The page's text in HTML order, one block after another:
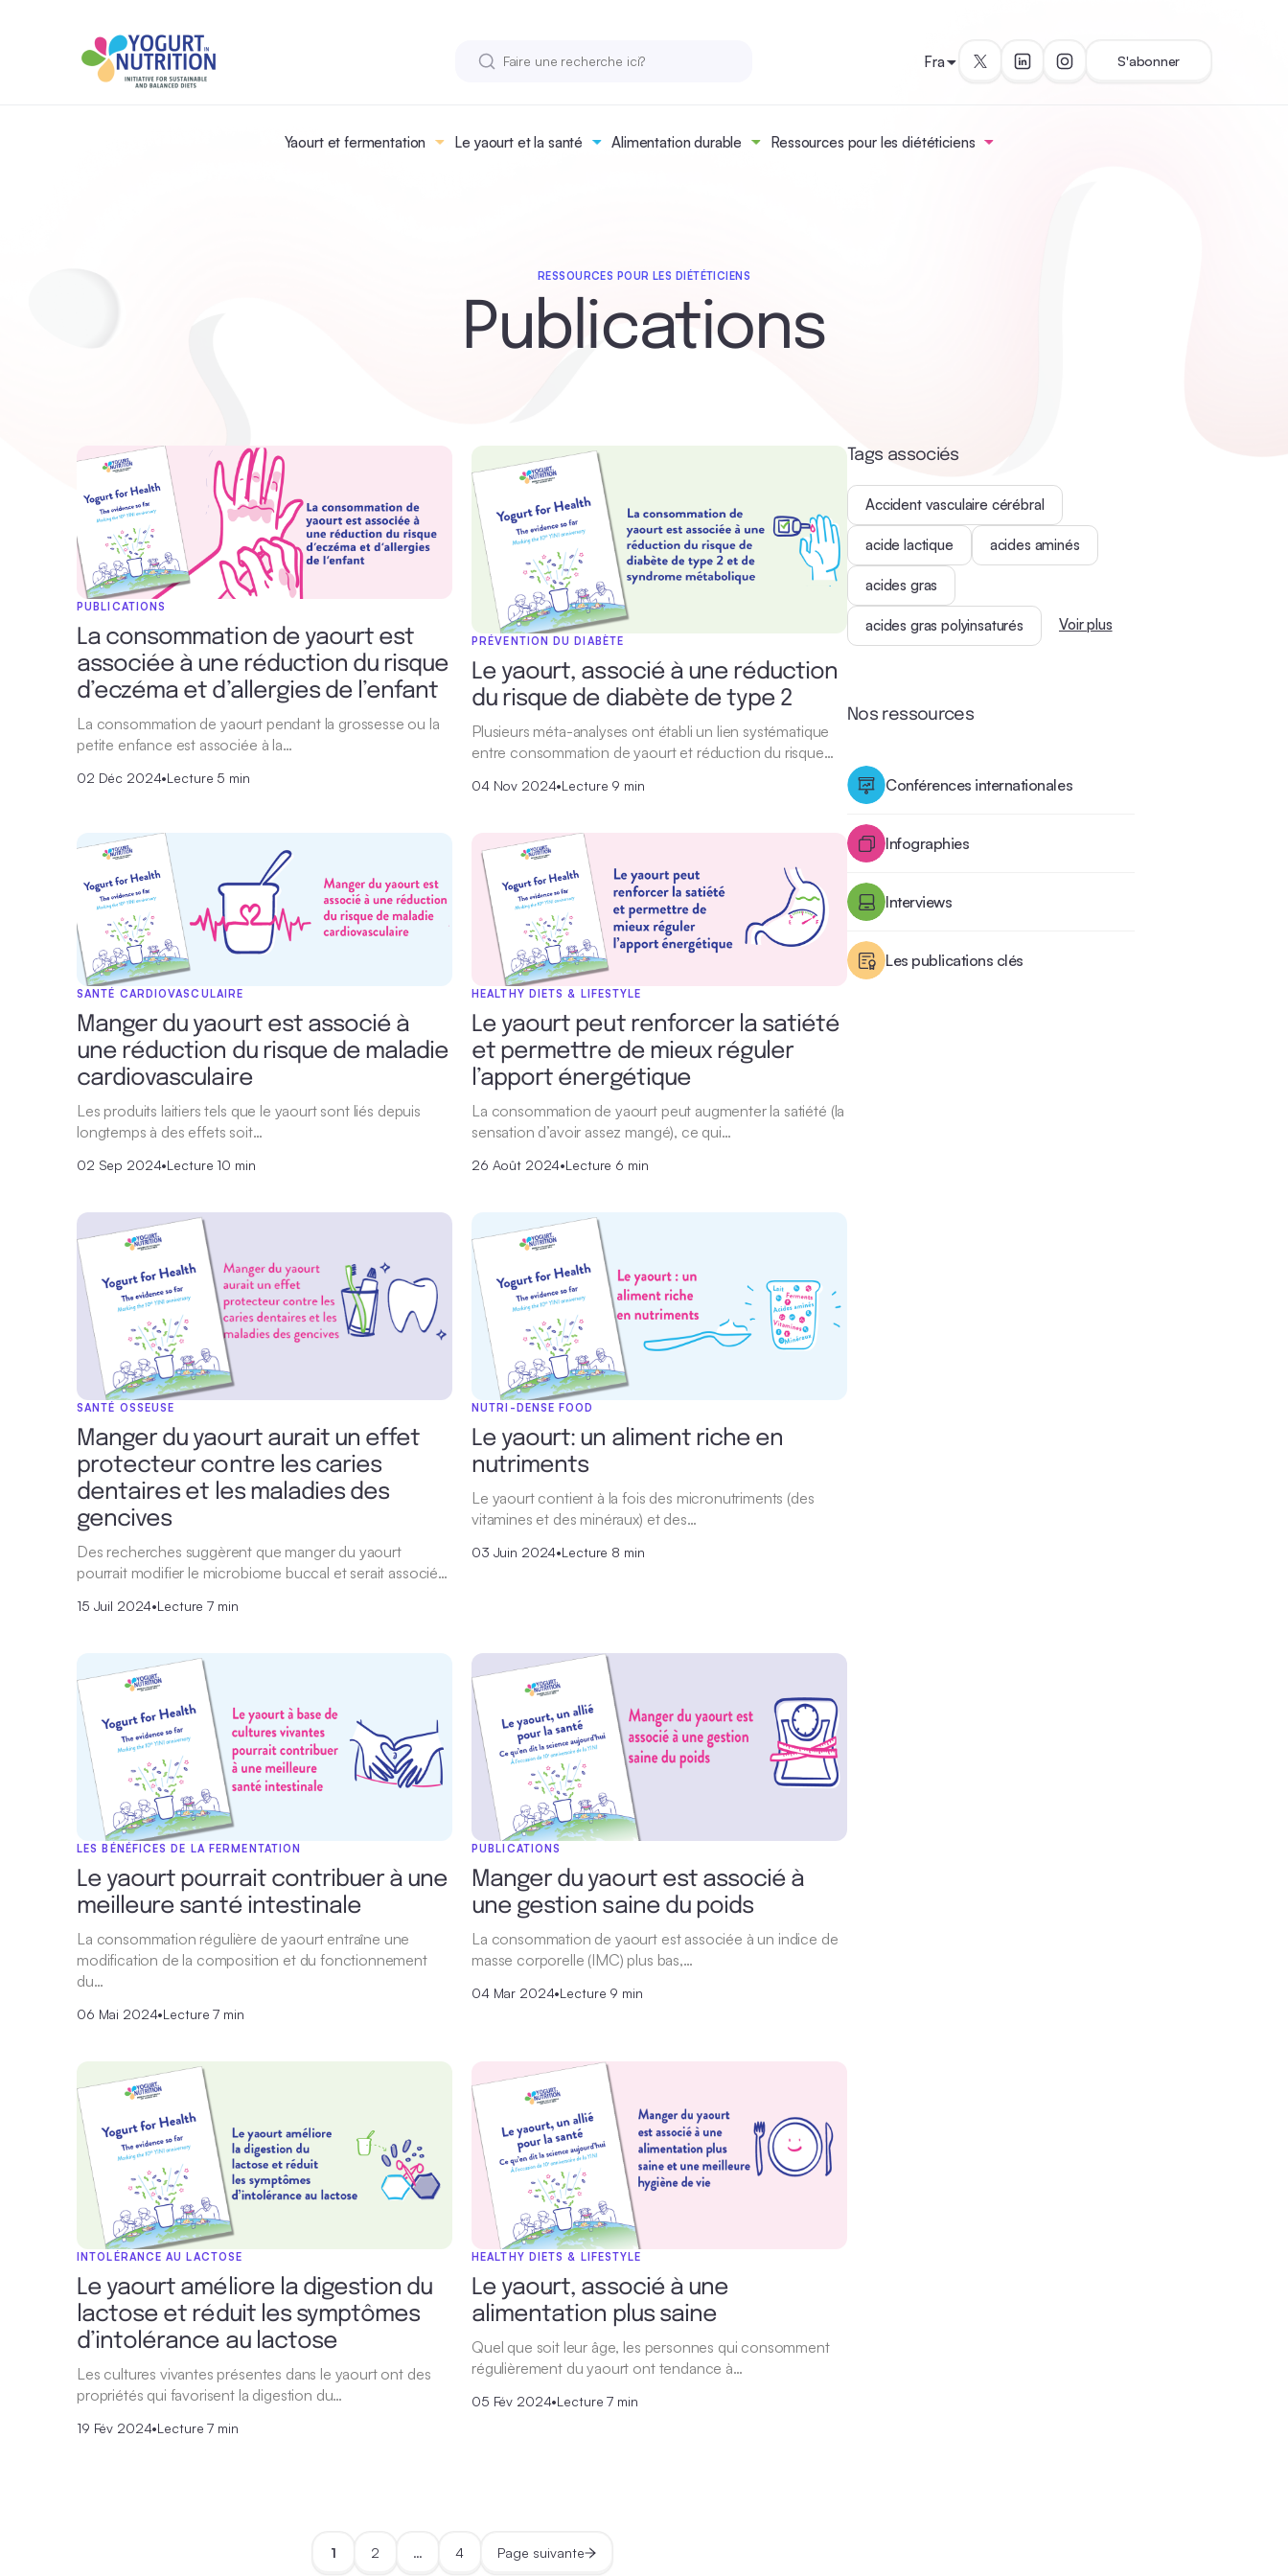
Yaourt et fermentation Le yaourt et la santé Alimentation durable Ressources pour les diététiciens
Fra S'abonner
RESSOURCES POUR LES DIÉTÉTICIENS
Publications
PUBLICATIONS
La consommation de yaourt est
associée à une réduction du risque
d’eczéma et d’allergies de l’enfant
La consommation de yaourt pendant la grossesse ou la
petite enfance est associée à la…
02 Déc 2024•Lecture 5 min
PRÉVENTION DU DIABÈTE
Le yaourt, associé à une réduction
du risque de diabète de type 2
Plusieurs méta-analyses ont établi un lien systématique
entre consommation de yaourt et réduction du risque…
04 Nov 2024•Lecture 9 min
SANTÉ CARDIOVASCULAIRE
Manger du yaourt est associé à
une réduction du risque de maladie
cardiovasculaire
Les produits laitiers tels que le yaourt sont liés depuis
longtemps à des effets soit…
02 Sep 2024•Lecture 10 min
HEALTHY DIETS & LIFESTYLE
Le yaourt peut renforcer la satiété
et permettre de mieux réguler
l’apport énergétique
La consommation de yaourt peut augmenter la satiété (la
sensation d’avoir assez mangé), ce qui…
26 Août 2024•Lecture 6 min
SANTÉ OSSEUSE
Manger du yaourt aurait un effet
protecteur contre les caries
dentaires et les maladies des
gencives
Des recherches suggèrent que manger du yaourt
pourrait modifier le microbiome buccal et serait associé…
15 Juil 2024•Lecture 7 min
NUTRI-DENSE FOOD
Le yaourt: un aliment riche en
nutriments
Le yaourt contient à la fois des micronutriments (des
vitamines et des minéraux) et des…
03 Juin 2024•Lecture 8 min
LES BÉNÉFICES DE LA FERMENTATION
Le yaourt pourrait contribuer à une
meilleure santé intestinale
La consommation régulière de yaourt entraîne une
modification de la composition et du fonctionnement
du…
06 Mai 2024•Lecture 7 min
PUBLICATIONS
Manger du yaourt est associé à
une gestion saine du poids
La consommation de yaourt est associée à un indice de
masse corporelle (IMC) plus bas,…
04 Mar 2024•Lecture 9 min
INTOLÉRANCE AU LACTOSE
Le yaourt améliore la digestion du
lactose et réduit les symptômes
d’intolérance au lactose
Les cultures vivantes présentes dans le yaourt ont des
propriétés qui favorisent la digestion du…
19 Fév 2024•Lecture 7 min
HEALTHY DIETS & LIFESTYLE
Le yaourt, associé à une
alimentation plus saine
Quel que soit leur âge, les personnes qui consomment
régulièrement du yaourt ont tendance à…
05 Fév 2024•Lecture 7 min
1 2 … 4 Page suivante
Tags associés
Accident vasculaire cérébral
acide lactique acides aminés
acides gras
acides gras polyinsaturés Voir plus
Nos ressources
Conférences internationales
Infographies
Interviews
Les publications clés